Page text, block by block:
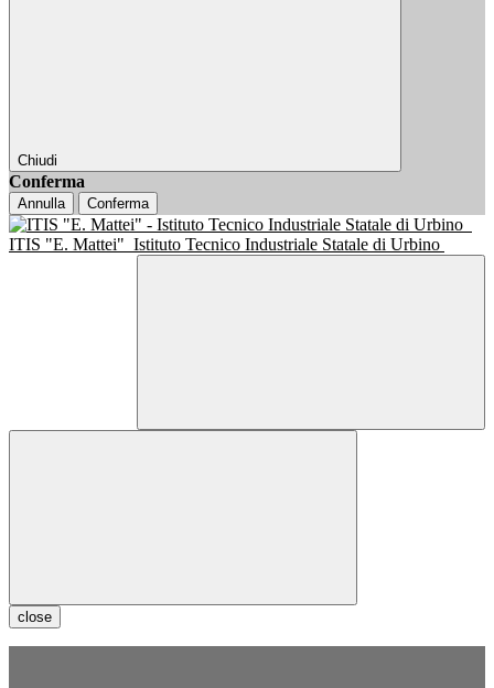
Chiudi
Conferma
Annulla Conferma
ITIS "E. Mattei" Istituto Tecnico Industriale Statale di Urbino
close